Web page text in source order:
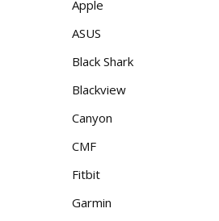
Apple
ASUS
Black Shark
Blackview
Canyon
CMF
Fitbit
Garmin